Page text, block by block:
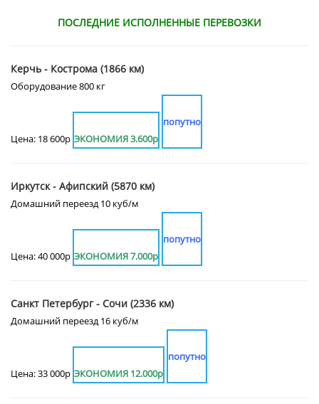
ПОСЛЕДНИЕ ИСПОЛНЕННЫЕ ПЕРЕВОЗКИ
Керчь - Кострома (1866 км)
Оборудование 800 кг
Цена: 18 600р ЭКОНОМИЯ 3.600р
попутно
Иркутск - Афипский (5870 км)
Домашний переезд 10 куб/м
Цена: 40 000р ЭКОНОМИЯ 7.000р
попутно
Санкт Петербург - Сочи (2336 км)
Домашний переезд 16 куб/м
Цена: 33 000р ЭКОНОМИЯ 12.000р
попутно